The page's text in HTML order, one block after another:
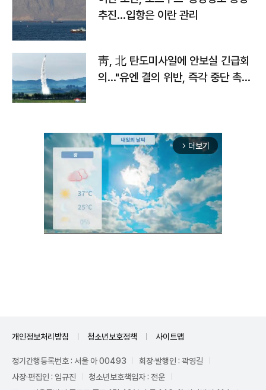
추진…입항은 이란 관리
靑, 北 탄도미사일에 안보실 긴급회
의…"유엔 결의 위반, 즉각 중단 촉
arrow_forward_ios 더보기
개인정보처리방침 청소년보호정책 사이트맵
정기간행등록번호 : 서울 아 00493
회장·발행인 : 곽영길
사장·편집인 : 임규진
청소년보호책임자 : 전운